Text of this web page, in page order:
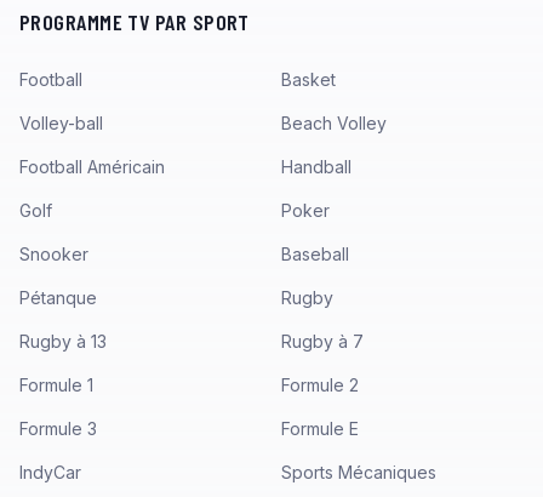
PROGRAMME TV PAR SPORT
Football Basket
Volley-ball Beach Volley
Football Américain Handball
Golf Poker
Snooker Baseball
Pétanque Rugby
Rugby à 13 Rugby à 7
Formule 1 Formule 2
Formule 3 Formule E
IndyCar Sports Mécaniques